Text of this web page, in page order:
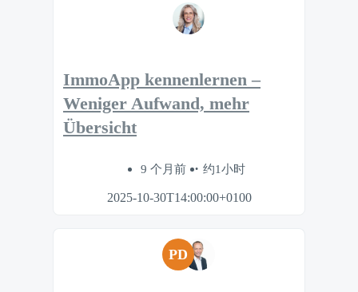
ImmoApp kennenlernen –
Weniger Aufwand, mehr
Übersicht
9 个月前 约1小时
2025-10-30T14:00:00+0100
PD